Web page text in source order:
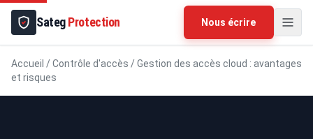
SategProtection Nous écrire
Accueil /Contrôle d'accès /Gestion des accès cloud : avantages
et risques